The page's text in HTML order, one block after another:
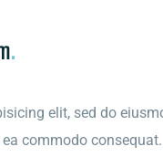
.
elit, sed do
commodo